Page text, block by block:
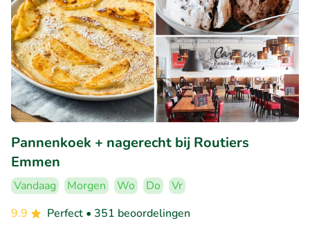
Pannenkoek + nagerecht bij Routiers
Emmen
Vandaag Morgen Wo Do
Vr
9.9
Perfect • 351 beoordelingen